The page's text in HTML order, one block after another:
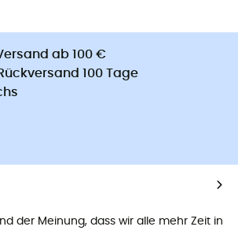
ab 100 €
100 Tage
der Meinung, dass wir alle mehr Zeit in